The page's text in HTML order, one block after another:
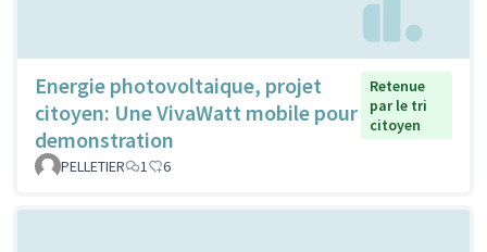
Energie photovoltaique, projet
citoyen: Une VivaWatt mobile pour
demonstration
Retenue
par le tri
citoyen
PELLETIER 1 6